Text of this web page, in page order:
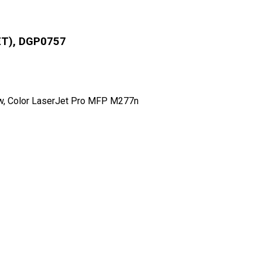
DGP0757
Color LaserJet Pro MFP M277n